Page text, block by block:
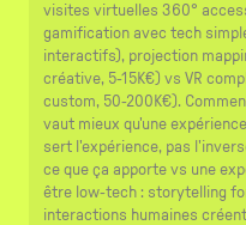
visites virtuelles 360°
gamification avec tech
interactifs), projection
créative, 5-15K€) vs VR
custom, 50-200K€).
vaut mieux qu'une
sert l'expérience, pas
ce que ça apporte vs une
être low-tech : storytelling
interactions humaines